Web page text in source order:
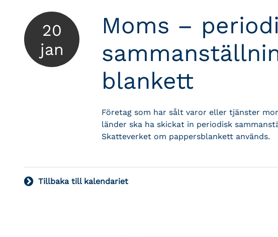
20
jan
Moms –
blankett
Företag som har sålt varor eller tjänster
länder ska ha skickat in periodisk
Skatteverket om pappersblankett används.
Tillbaka till kalendariet